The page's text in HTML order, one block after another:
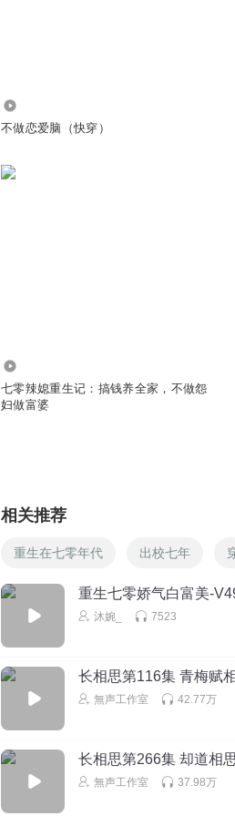
不做恋爱脑（快穿）
七零辣媳重生记：搞钱养全家，不做怨
妇做富婆
相关推荐
重生在七零年代 出校七年
重生七零娇气白富美-
沐婉_ 7523
长相思第116集 青梅赋
無声工作室 42.77万
长相思第266集 却道相
無声工作室 37.98万